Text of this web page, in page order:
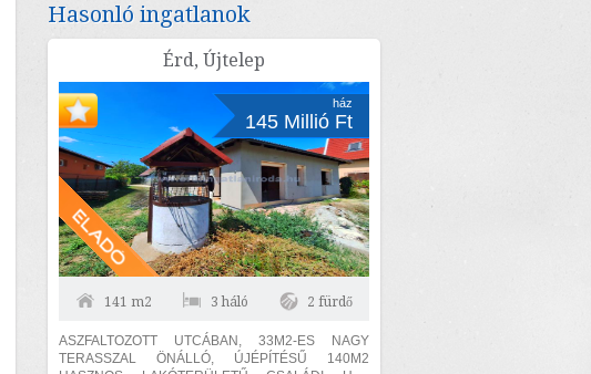
Hasonló ingatlanok
Érd, Újtelep
ház
145 Millió Ft
141 m2 3 háló 2 fürdő
ASZFALTOZOTT UTCÁBAN, 33M2-ES NAGY
TERASSZAL ÖNÁLLÓ, ÚJÉPÍTÉSŰ 140M2